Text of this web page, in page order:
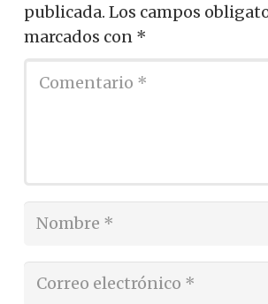
publicada. Los campos
marcados con *